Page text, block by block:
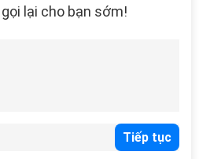
nặng
104
lại cho bạn sớm!